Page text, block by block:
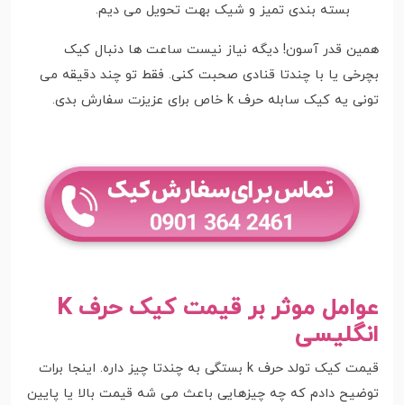
بسته بندی تمیز و شیک بهت تحویل می دیم.
همین قدر آسون! دیگه نیاز نیست ساعت ها دنبال کیک
بچرخی یا با چندتا قنادی صحبت کنی. فقط تو چند دقیقه می
تونی یه کیک سابله حرف k خاص برای عزیزت سفارش بدی.
عوامل موثر بر قیمت کیک حرف K
انگلیسی
قیمت کیک تولد حرف k بستگی به چندتا چیز داره. اینجا برات
توضیح دادم که چه چیزهایی باعث می شه قیمت بالا یا پایین